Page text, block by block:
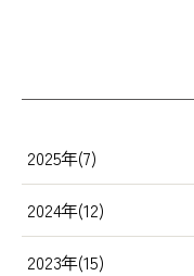
2025年(7)
2024年(12)
2023年(15)